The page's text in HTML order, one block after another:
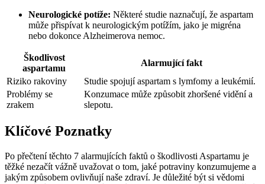
Neurologické potíže: Některé studie naznačují, že aspartam
může přispívat k neurologickým potížím, jako je migréna
nebo dokonce Alzheimerova nemoc.
Škodlivost
aspartamu
Alarmující fakt
Riziko rakoviny
Studie spojují aspartam s lymfomy a leukémií.
Problémy se
zrakem
Konzumace může způsobit zhoršené vidění a
slepotu.
Klíčové Poznatky
Po přečtení těchto 7 alarmujících faktů o škodlivosti Aspartamu je
těžké nezačít vážně uvažovat o tom, jaké potraviny konzumujeme a
jakým způsobem ovlivňují naše zdraví. Je důležité být si vědomi